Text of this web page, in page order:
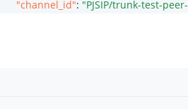
"channel_id": "PJSIP/trunk-test-